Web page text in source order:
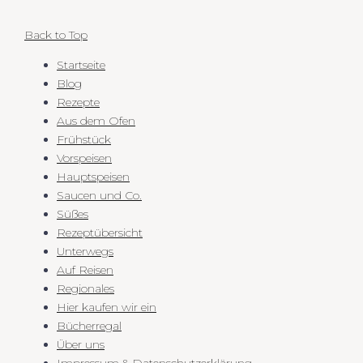
Back to Top
Startseite
Blog
Rezepte
Aus dem Ofen
Frühstück
Vorspeisen
Hauptspeisen
Saucen und Co.
Süßes
Rezeptübersicht
Unterwegs
Auf Reisen
Regionales
Hier kaufen wir ein
Bücherregal
Über uns